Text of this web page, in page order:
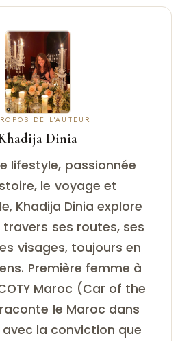
DE L'AUTEUR
Dinia
le voyage et
Khadija Dinia explore
ses routes, ses
visages, toujours en
Première femme à
Maroc (Car of the
le Maroc dans
la conviction que